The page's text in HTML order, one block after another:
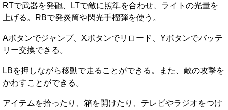
RTで武器を発砲、LTで敵に照準を合わせ、ライトの光量を
上げる。RBで発炎筒や閃光手榴弾を使う。
Aボタンでジャンプ、Xボタンでリロード、Yボタンでバッテ
リー交換できる。
LBを押しながら移動で走ることができる。また、敵の攻撃を
かわすことができる。
アイテムを拾ったり、箱を開けたり、テレビやラジオをつけ